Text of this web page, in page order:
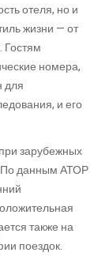
отеля, но и
жизни — от
Гостям
номера,
для
и его
зарубежных
По данным АТОР
также на
поездок.